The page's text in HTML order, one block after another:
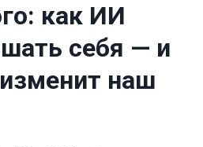
как ИИ
себя — и
наш